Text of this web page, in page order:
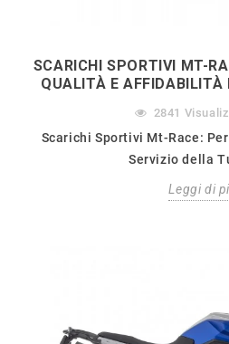
SCARICHI SPORTIVI MT-
QUALITÀ E AFFIDABILITÀ
2841
Scarichi Sportivi Mt-Race:
Servizio della
Leggi di